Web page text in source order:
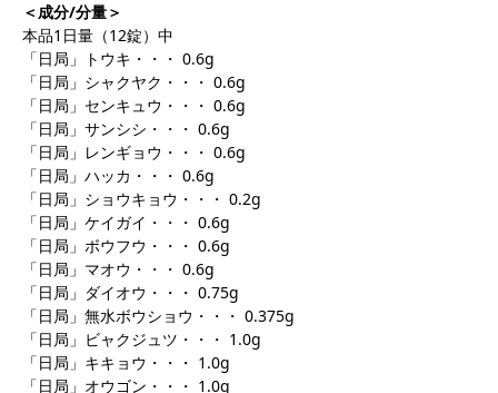
＜成分/分量＞
本品1日量（12錠）中
「日局」トウキ・・・ 0.6g
「日局」シャクヤク・・・ 0.6g
「日局」センキュウ・・・ 0.6g
「日局」サンシシ・・・ 0.6g
「日局」レンギョウ・・・ 0.6g
「日局」ハッカ・・・ 0.6g
「日局」ショウキョウ・・・ 0.2g
「日局」ケイガイ・・・ 0.6g
「日局」ボウフウ・・・ 0.6g
「日局」マオウ・・・ 0.6g
「日局」ダイオウ・・・ 0.75g
「日局」無水ボウショウ・・・ 0.375g
「日局」ビャクジュツ・・・ 1.0g
「日局」キキョウ・・・ 1.0g
「日局」オウゴン・・・ 1.0g